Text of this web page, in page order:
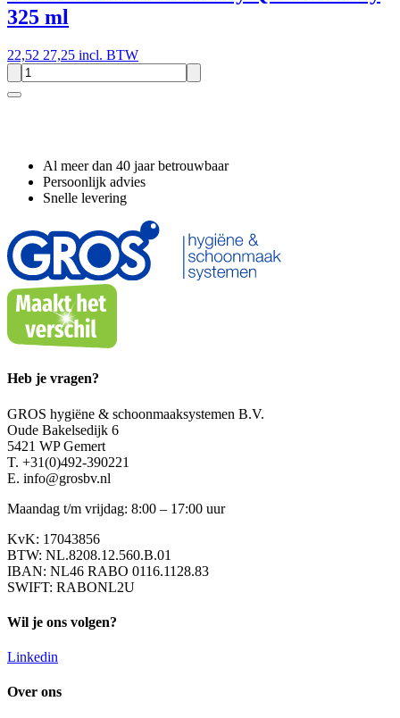
325 ml
22,52 27,25 incl. BTW
Al meer dan 40 jaar betrouwbaar
Persoonlijk advies
Snelle levering
Heb je vragen?
GROS hygiëne & schoonmaaksystemen B.V.
Oude Bakelsedijk 6
5421 WP Gemert
T. +31(0)492-390221
E. info@grosbv.nl
Maandag t/m vrijdag: 8:00 – 17:00 uur
KvK: 17043856
BTW: NL.8208.12.560.B.01
IBAN: NL46 RABO 0116.1128.83
SWIFT: RABONL2U
Wil je ons volgen?
Linkedin
Over ons